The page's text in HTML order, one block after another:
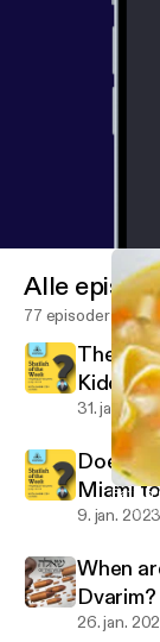
Eating
Alle
77 episoder
The
31. jan.
Does
Miami
9. jan. 2023
When
Dvarim?
26. jan.